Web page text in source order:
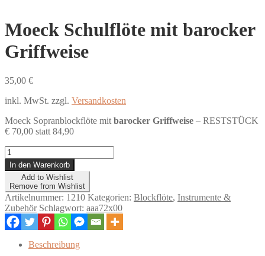
Moeck Schulflöte mit barocker
Griffweise
35,00 €
inkl. MwSt. zzgl. Versandkosten
Moeck Sopranblockflöte mit barocker Griffweise – RESTSTÜCK
€ 70,00 statt 84,90
Moeck
Schulflöte
mit
barocker
Griffweise
Menge
In den Warenkorb
Add to Wishlist
Remove from Wishlist
Artikelnummer: 1210 Kategorien: Blockflöte, Instrumente &
Zubehör Schlagwort: aaa72x00
Beschreibung